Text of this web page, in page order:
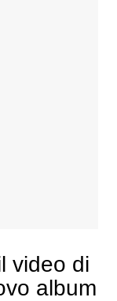
video di
album